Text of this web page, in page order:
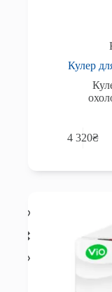
Кулер
4 320₴